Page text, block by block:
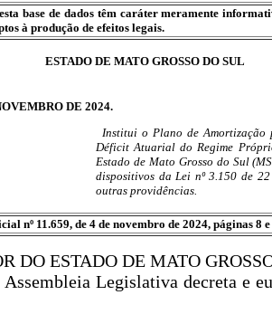
base de dados têm caráter meramente
à produção de efeitos legais.
ESTADO DE MATO GROSSO DO SUL
DE 2024.
Institui o Plano de Amortização
Déficit Atuarial do Regime
Estado de Mato Grosso do Sul
dispositivos da Lei nº 3.150 de
outras providências.
nº 11.659, de 4 de novembro de 2024, páginas 8 e
DO ESTADO DE MATO
Assembleia Legislativa decreta e